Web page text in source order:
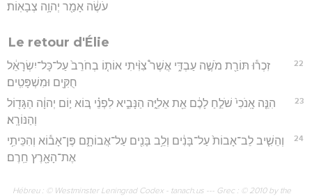
עֹשֶׂ֔ה אָמַ֖ר יְהוָ֥ה צְבָאֽוֹת׃
Le retour d'Élie
22
זִכְר֕וּ תּוֹרַ֖ת מֹשֶׁ֣ה עַבְדִּ֑י אֲשֶׁר֩ צִוִּ֨יתִי אוֹת֤וֹ בְחֹרֵב֙ עַל־כָּל־יִשְׂרָאֵ֔ל
חֻקִּ֖ים וּמִשְׁפָּטִֽים׃
23
הִנֵּ֤ה אָֽנֹכִי֙ שֹׁלֵ֣חַ לָכֶ֔ם אֵ֖ת אֵלִיָּ֣ה הַנָּבִ֑יא לִפְנֵ֗י בּ֚וֹא י֣וֹם יְהוָ֔ה הַגָּד֖וֹל
וְהַנּוֹרָֽא׃
24
וְהֵשִׁ֤יב לֵב־אָבוֹת֙ עַל־בָּנִ֔ים וְלֵ֥ב בָּנִ֖ים עַל־אֲבוֹתָ֑ם פֶּן־אָב֕וֹא וְהִכֵּיתִ֥י
אֶת־הָאָ֖רֶץ חֵֽרֶם׃
Hébreu : © Westminster Leningrad Codex - tanach.us --- Grec : © 2010 by the